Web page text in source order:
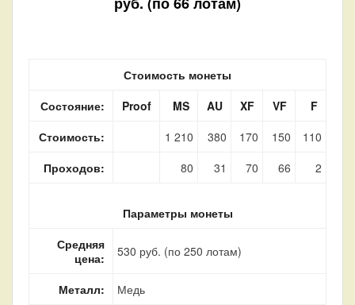
Стоимость монеты
Состояние:
Proof MS AU XF VF
F
Стоимость:
1 210 380 170 150
110
Проходов:
80 31 70 66 2
Параметры монеты
Средняя
цена:
530 руб. (по 250 лотам)
Металл:
Медь